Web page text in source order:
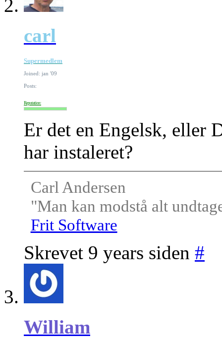
carl
Supermedlem
Joined: jan '09
Posts:
Reputation:
Er det en Engelsk, eller
har instaleret?
Carl Andersen
"Man kan modstå alt
Frit Software
Skrevet 9 years siden #
William